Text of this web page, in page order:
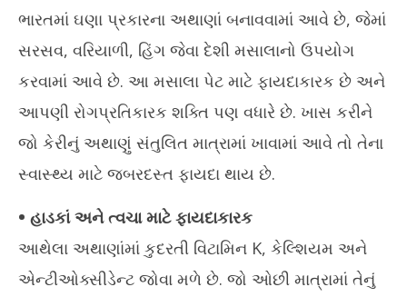
ભારતમાં ઘણા પ્રકારના અથાણાં બનાવવામાં આવે છે, જેમાં
સરસવ, વરિયાળી, હિંગ જેવા દેશી મસાલાનો ઉપયોગ
કરવામાં આવે છે. આ મસાલા પેટ માટે ફાયદાકારક છે અને
આપણી રોગપ્રતિકારક શક્તિ પણ વધારે છે. ખાસ કરીને
જો કેરીનું અથાણું સંતુલિત માત્રામાં ખાવામાં આવે તો તેના
સ્વાસ્થ્ય માટે જબરદસ્ત ફાયદા થાય છે.
• હાડકાં અને ત્વચા માટે ફાયદાકારક
આથેલા અથાણાંમાં કુદરતી વિટામિન K, કેલ્શિયમ અને
એન્ટીઓક્સીડેન્ટ જોવા મળે છે. જો ઓછી માત્રામાં તેનું